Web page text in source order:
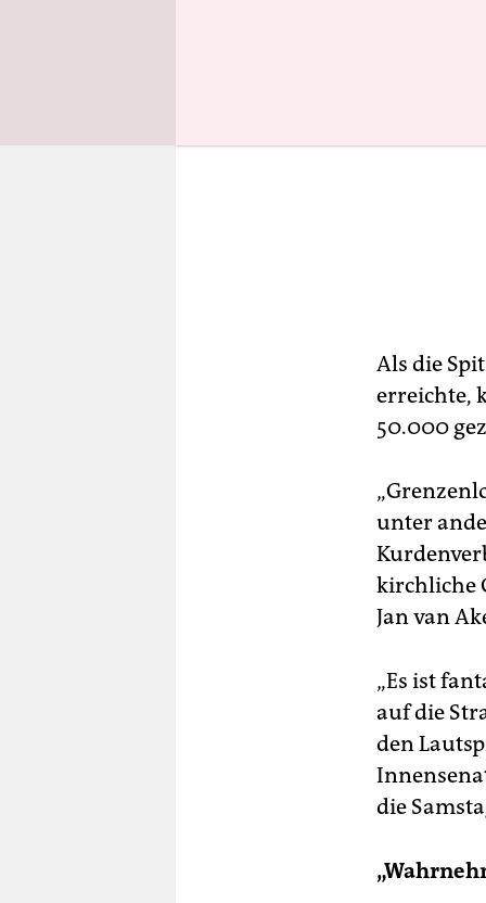
Als die
erreichte,
50.000
unter
kirchliche
Jan van
„Es ist
auf die
den
die